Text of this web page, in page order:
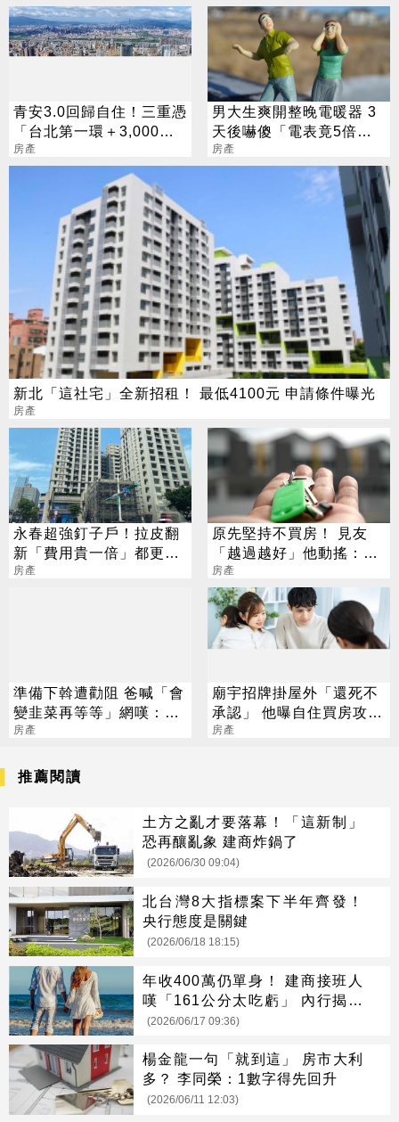
青安3.0回歸自住！三重憑
「台北第一環＋3,000官
員進駐」撐爆剛需
房產
男大生爽開整晚電暖器 3
天後嚇傻「電表竟5倍
跳」
房產
新北「這社宅」全新招租！ 最低4100元 申請條件曝光
房產
永春超強釘子戶！拉皮翻
新「費用貴一倍」都更業
者霸氣全扛原因曝光
房產
原先堅持不買房！ 見友
「越過越好」他動搖：是
不是錯過好時機
房產
準備下斡遭勸阻 爸喊「會
變韭菜再等等」網嘆：雞
排都80元了
房產
廟宇招牌掛屋外「還死不
承認」 他曝自住買房攻
略：不要相信房仲
房產
推薦閱讀
土方之亂才要落幕！「這新制」
恐再釀亂象 建商炸鍋了
(2026/06/30 09:04)
北台灣8大指標案下半年齊發！
央行態度是關鍵
(2026/06/18 18:15)
年收400萬仍單身！ 建商接班人
嘆「161公分太吃虧」 內行揭真
相
(2026/06/17 09:36)
楊金龍一句「就到這」 房市大利
多？ 李同榮：1數字得先回升
(2026/06/11 12:03)